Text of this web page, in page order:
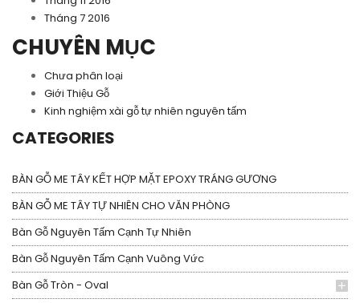
Tháng 7 2016
CHUYÊN MỤC
Chưa phân loại
Giới Thiệu Gỗ
Kinh nghiệm xài gỗ tự nhiên nguyên tấm
CATEGORIES
BÀN GỖ ME TÂY KẾT HỢP MẶT EPOXY TRÁNG GƯƠNG
BÀN GỖ ME TÂY TỰ NHIÊN CHO VĂN PHÒNG
Bàn Gỗ Nguyên Tấm Cạnh Tự Nhiên
Bàn Gỗ Nguyên Tấm Cạnh Vuông Vức
Bàn Gỗ Tròn - Oval